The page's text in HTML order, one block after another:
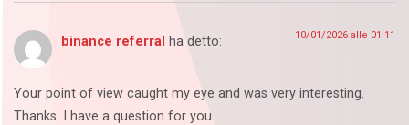
binance referral ha detto: 10/01/2026 alle 01:11
Your point of view caught my eye and was very interesting.
Thanks. I have a question for you.